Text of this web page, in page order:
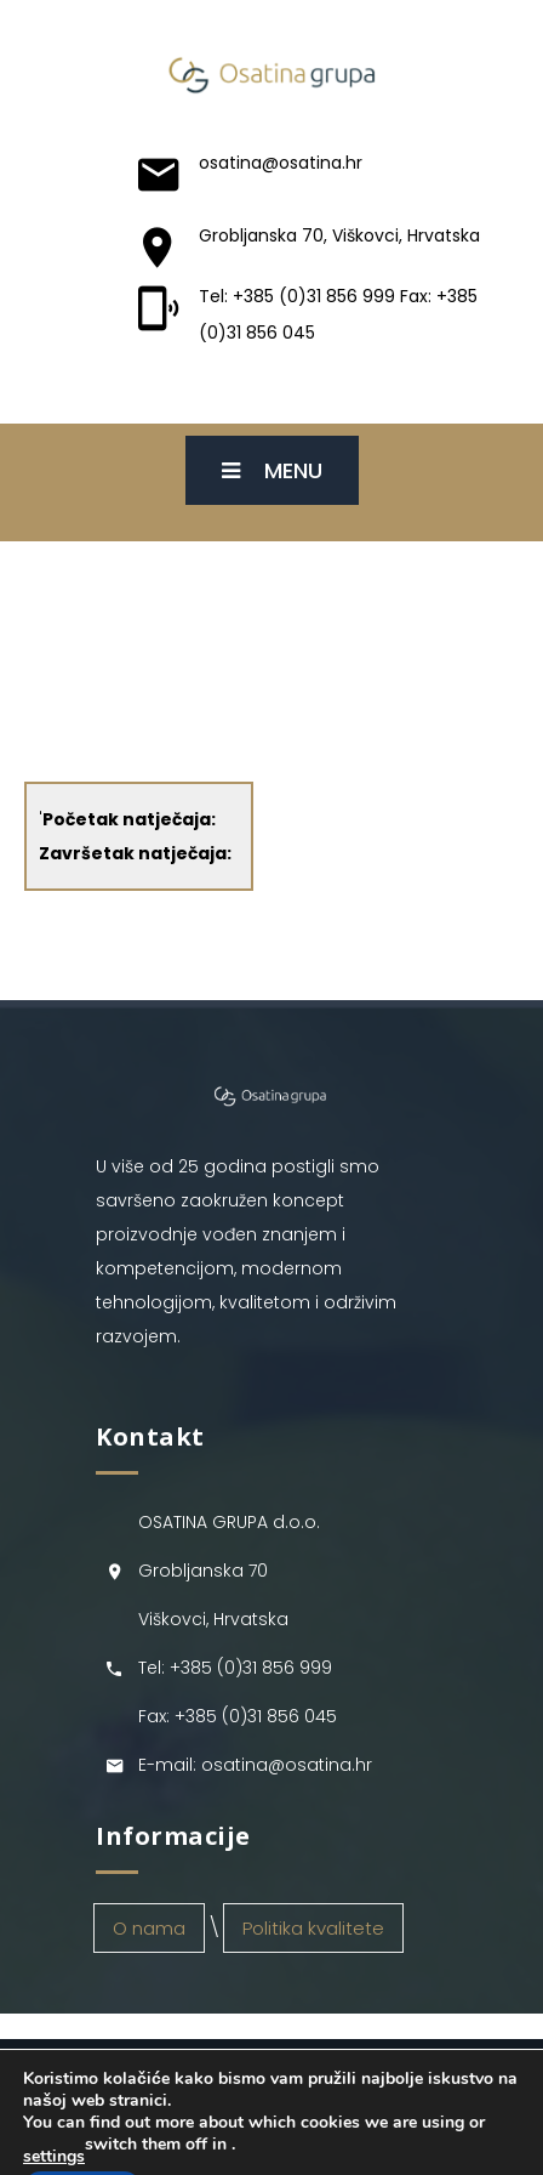
osatina@osatina.hr
Grobljanska 70, Viškovci, Hrvatska
Tel: +385 (0)31 856 999 Fax: +385
(0)31 856 045
MENU
'Početak natječaja:
Završetak natječaja:
U više od 25 godina postigli smo
savršeno zaokružen koncept
proizvodnje vođen znanjem i
kompetencijom, modernom
tehnologijom, kvalitetom i održivim
razvojem.
Kontakt
OSATINA GRUPA d.o.o.
Grobljanska 70
Viškovci, Hrvatska
Tel: +385 (0)31 856 999
Fax: +385 (0)31 856 045
E-mail: osatina@osatina.hr
Informacije
O nama Politika kvalitete
OSATINA GRUPA d.o.o. 2026
. Configured
byINFOS Osijek. Sva prava pridržana.
Koristimo kolačiće kako bismo vam pružili najbolje iskustvo na
našoj web stranici.
You can find out more about which cookies we are using or
switch them off in
settings
.